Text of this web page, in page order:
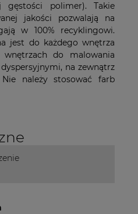
gęstości polimer). Takie
jakości pozwalają na
w 100% recyklingowi.
jest do każdego wnętrza
do malowania
na zewnątrz
należy stosować farb